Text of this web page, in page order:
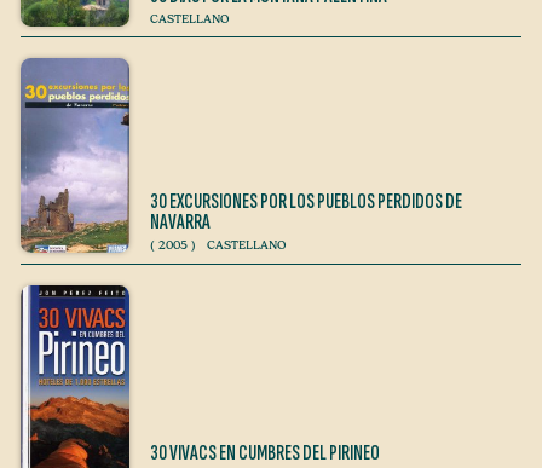
CASTELLANO
30 EXCURSIONES POR LOS PUEBLOS PERDIDOS DE
NAVARRA
( 2005 ) CASTELLANO
30 VIVACS EN CUMBRES DEL PIRINEO